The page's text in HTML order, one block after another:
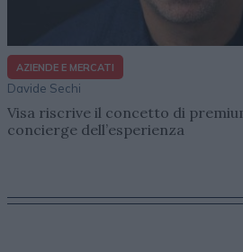
AZIENDE E MERCATI
Davide Sechi
Visa riscrive il concetto di
concierge dell’esperienza